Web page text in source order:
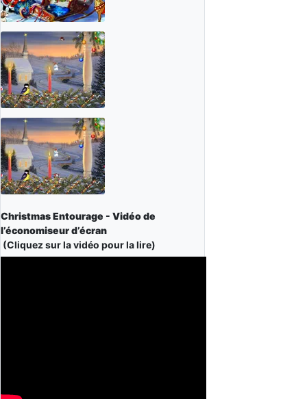
Christmas Entourage - Vidéo de
l’économiseur d’écran
(Cliquez sur la vidéo pour la lire)